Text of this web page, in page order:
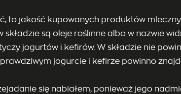
to jakość kupowanych produktów
składzie są oleje roślinne albo w nazwie
jogurtów i kefirów. W składzie nie
jogurcie i kefirze powinno
się nabiałem, ponieważ jego